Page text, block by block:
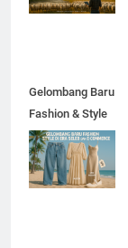
Gelombang Baru
Fashion & Style
di Era Seleb dan
E-Commerce